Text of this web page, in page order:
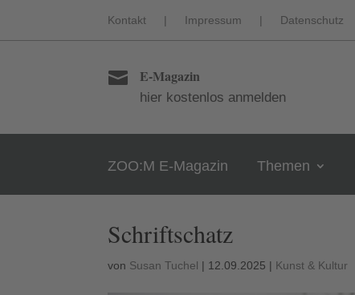
Kontakt | Impressum | Datenschutz
 E-Magazin
hier kostenlos anmelden
ZOO:M E-Magazin Themen
Schriftschatz
von Susan Tuchel | 12.09.2025 | Kunst & Kultur